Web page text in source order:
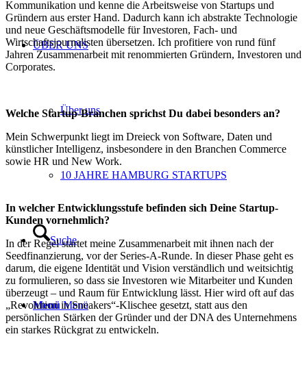
ÜBER UNS
Über uns
10 JAHRE HAMBURG STARTUPS
Suche
Menü Menü
Kommunikation und kenne die Arbeitsweise von Startups und
Gründern aus erster Hand. Dadurch kann ich abstrakte Technologie
und neue Geschäftsmodelle für Investoren, Fach- und
Wirtschaftsjournalisten übersetzen. Ich profitiere von rund fünf
Jahren Zusammenarbeit mit renommierten Gründern, Investoren und
Corporates.
Welche Startup-Branchen sprichst Du dabei besonders an?
Mein Schwerpunkt liegt im Dreieck von Software, Daten und
künstlicher Intelligenz, insbesondere in den Branchen Commerce
sowie HR und New Work.
In welcher Entwicklungsstufe befinden sich Deine Startup-
Kunden vornehmlich?
In der Regel startet meine Zusammenarbeit mit ihnen nach der
Seedfinanzierung, vor der Series-A-Runde. In dieser Phase geht es
darum, die eigene Identität und Vision verständlich und weitsichtig
zu formulieren, so dass sie Investoren wie Mitarbeiter und Kunden
überzeugt – und Raum für Entwicklung lässt. Hier wird oft auf das
„Revolution in Sneakers“-Klischee gesetzt, statt aus den
persönlichen Stärken der Gründer und der DNA des Unternehmens
ein starkes Rückgrat zu entwickeln.